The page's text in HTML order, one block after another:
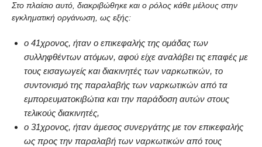
Στο πλαίσιο αυτό, διακριβώθηκε και ο ρόλος κάθε μέλους στην
εγκληματική οργάνωση, ως εξής:
ο 41χρονος, ήταν ο επικεφαλής της ομάδας των
συλληφθέντων ατόμων, αφού είχε αναλάβει τις επαφές με
τους εισαγωγείς και διακινητές των ναρκωτικών, το
συντονισμό της παραλαβής των ναρκωτικών από τα
εμπορευματοκιβώτια και την παράδοση αυτών στους
τελικούς διακινητές,
ο 31χρονος, ήταν άμεσος συνεργάτης με τον επικεφαλής
ως προς την παραλαβή των ναρκωτικών από τους